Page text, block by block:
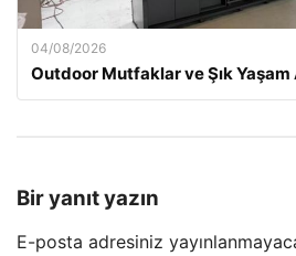
04/08/2026
Outdoor Mutfaklar ve Şık Yaşam
Bir yanıt yazın
E-posta adresiniz